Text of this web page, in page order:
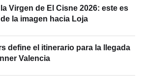
Virgen de El Cisne 2026: este es
la imagen hacia Loja
define el itinerario para la llegada
Valencia